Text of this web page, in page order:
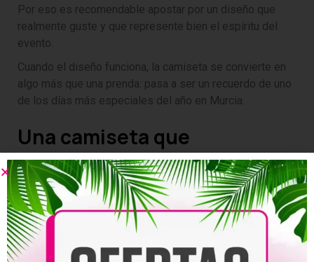
Por eso es recomendable apostar por un diseño que
realmente guste y que represente bien el espíritu del
evento.
Cuando el diseño funciona, la camiseta se convierte en
algo más que una prenda: pasa a ser un recuerdo de uno
de los días más especiales del año en Murcia.
Una camiseta que
represente el espíritu del
Bando
El Bando de la Huerta es tradición, fiesta y orgullo por la
cultura murciana. Cada detalle que forma parte de la
celebración contribuye a crear ese ambiente tan